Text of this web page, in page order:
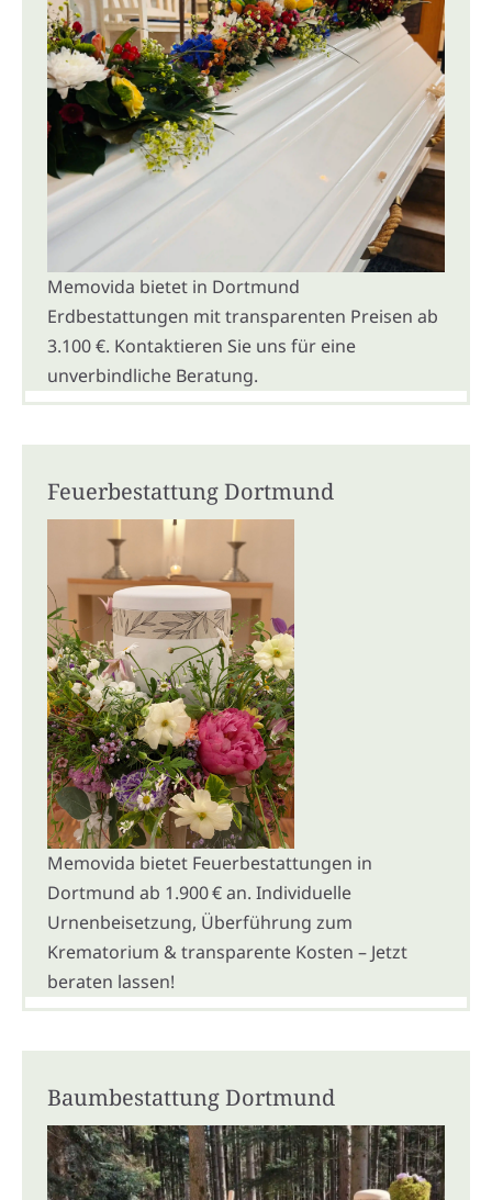
Memovida bietet in Dortmund
Erdbestattungen mit transparenten Preisen ab
3.100 €. Kontaktieren Sie uns für eine
unverbindliche Beratung.
Feuerbestattung Dortmund
Memovida bietet Feuerbestattungen in
Dortmund ab 1.900 € an. Individuelle
Urnenbeisetzung, Überführung zum
Krematorium & transparente Kosten – Jetzt
beraten lassen!
Baumbestattung Dortmund